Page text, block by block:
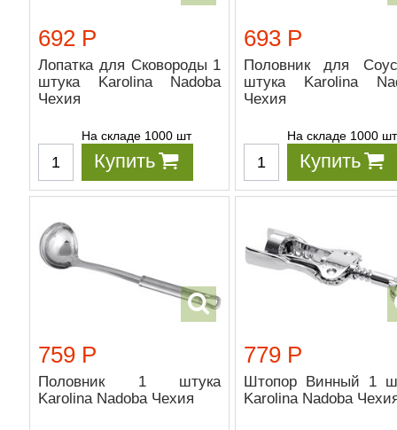
692 Р
Лопатка для Сковороды 1
штука Karolina Nadoba
Чехия
На складе 1000 шт
Купить
693 Р
Половник для
штука Karolina
Чехия
На складе 1000 шт
Купить
759 Р
Половник 1 штука
Karolina Nadoba Чехия
779 Р
Штопор Винный 1
Karolina Nadoba